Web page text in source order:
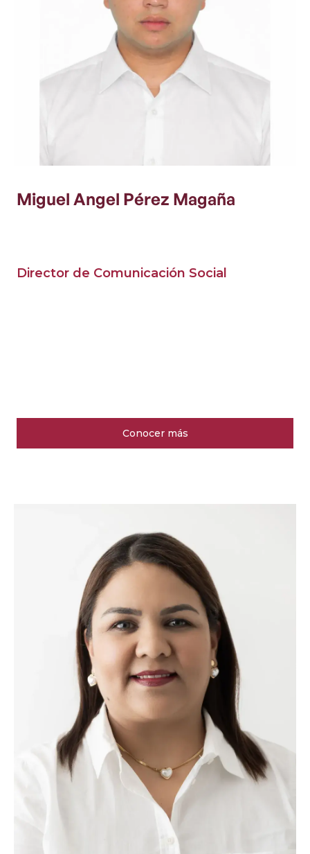
Miguel Angel Pérez Magaña
Director de Comunicación Social
Conocer más